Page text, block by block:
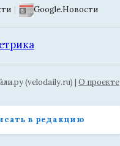
| Google.Новости
(velodaily.ru) | О проекте
в редакцию